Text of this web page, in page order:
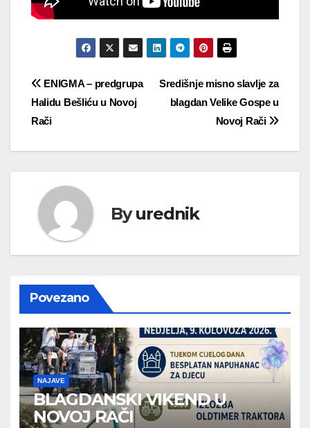
Navigacija
objava
Središnje misno slavlje za
blagdan Velike Gospe u
Novoj Rači
ENIGMA – predgrupa
Halidu Bešliću u Novoj
Rači
Byurednik
Povezano
NAJAVE
BLAGDANSKI VIKEND U
NOVOJ RAČI